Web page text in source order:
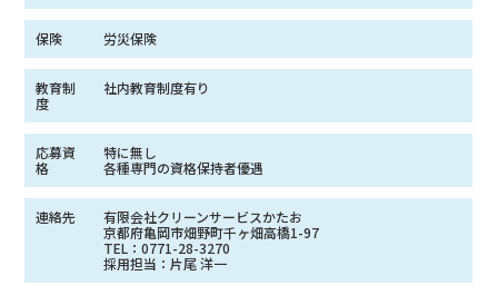
保険 労災保険
教育制
度
社内教育制度有り
応募資
格
特に無し
各種専門の資格保持者優遇
連絡先
有限会社クリーンサービスかたお
京都府亀岡市畑野町千ヶ畑高橋1-97
TEL：0771-28-3270
採用担当：片尾 洋一